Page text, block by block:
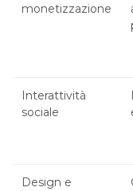
monetizzazione
Interattività
sociale
Design e